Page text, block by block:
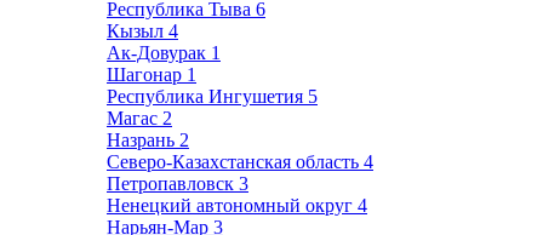
Республика Тыва 6
Кызыл 4
Ак-Довурак 1
Шагонар 1
Республика Ингушетия 5
Магас 2
Назрань 2
Северо-Казахстанская область 4
Петропавловск 3
Ненецкий автономный округ 4
Нарьян-Мар 3